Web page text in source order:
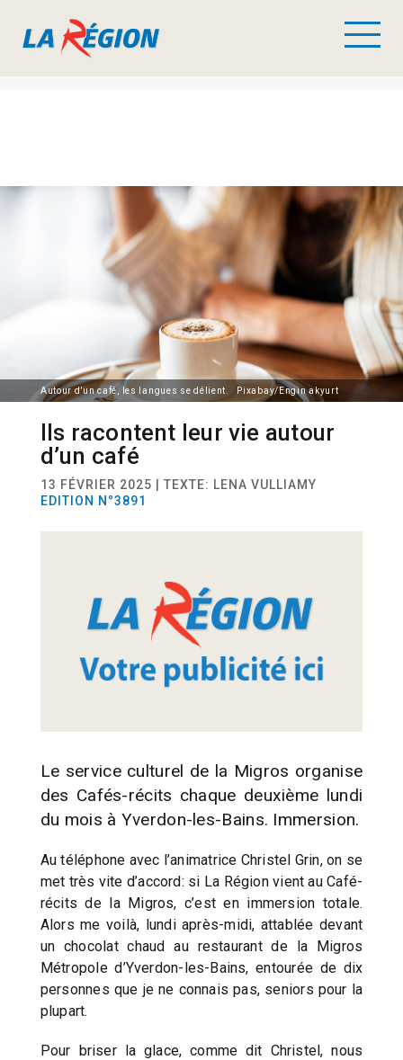
Autour d’un café, les langues se délient. Pixabay/Engin akyurt
Ils racontent leur vie autour
d’un café
13 FÉVRIER 2025 | TEXTE: LENA VULLIAMY
EDITION N°3891
Le service culturel de la Migros organise
des Cafés-récits chaque deuxième lundi
du mois à Yverdon-les-Bains. Immersion.
Au téléphone avec l’animatrice Christel Grin, on se
met très vite d’accord: si La Région vient au Café-
récits de la Migros, c’est en immersion totale.
Alors me voilà, lundi après-midi, attablée devant
un chocolat chaud au restaurant de la Migros
Métropole d’Yverdon-les-Bains, entourée de dix
personnes que je ne connais pas, seniors pour la
plupart.
Pour briser la glace, comme dit Christel, nous